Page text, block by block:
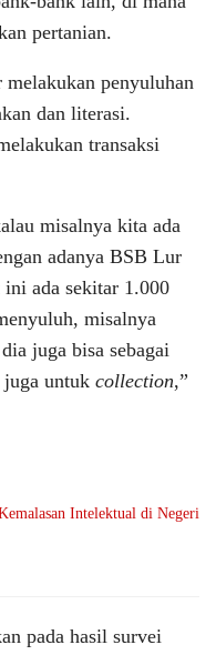
pertanian.
penyuluhan
dan literasi.
transaksi
misalnya kita ada
adanya BSB Lur
ada sekitar 1.000
misalnya
juga bisa sebagai
untuk collection,”
Intelektual di Negeri
pada hasil survei